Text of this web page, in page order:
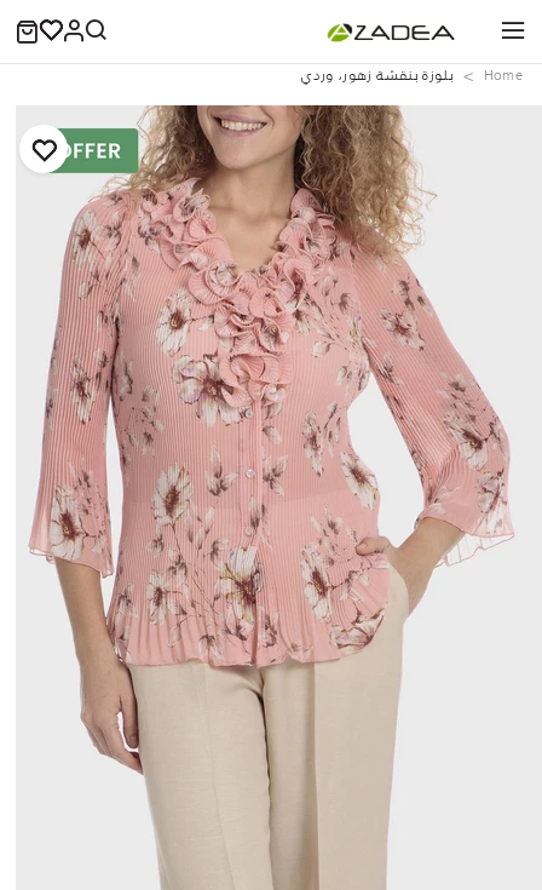
Home بلوزة بنقشة زهور، وردي